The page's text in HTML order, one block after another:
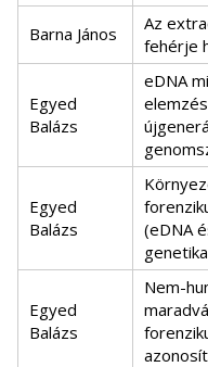
Barna János
Az
fehérje
Egyed
Balázs
eDNA
Egyed
Balázs
(eDNA
Egyed
Balázs
Nem-